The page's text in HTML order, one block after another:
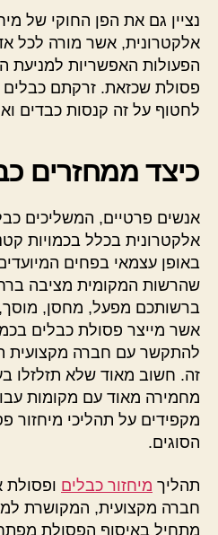
נציין גם את הפן החוקי של
אלקטרונית, אשר מורה לכל
הפעולות האפשריות
פסולת שכזאת. זרקתם
לחטוף על זה קנסות כבדים
כיצד ממחזרים
אנשים פרטיים, המשליכים
אלקטרונית בכלל בכמויות
באופן עצמאי בפחים
שהרשות המקומית מציבה
ברשותכם מפעל, מחסן,
אשר מייצר פסולת כבלים
להתקשר עם חברה מקצועית
זה. חשוב מאוד שלא תזלזלו
מחמירה מאוד עם מקומות
מקפידים על תהליכי מיחזור
הסוגים.
תהליך מיחזור כבלים ופסולת
חברה מקצועית, המקושרת
מתחיל באיסוף הפסולת